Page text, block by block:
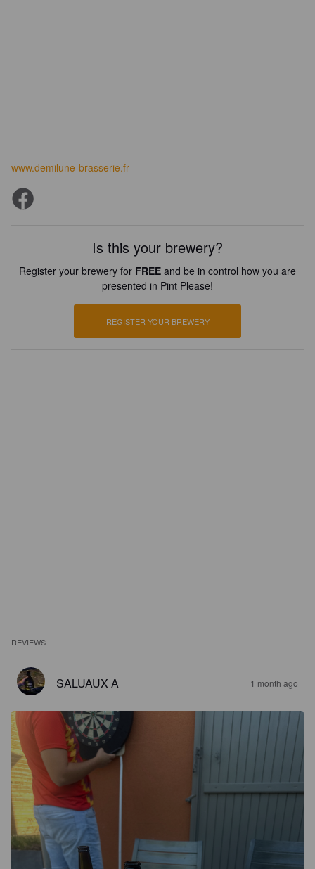
www.demilune-brasserie.fr
Is this your brewery?
Register your brewery for FREE and be in control how you are
presented in Pint Please!
REGISTER YOUR BREWERY
REVIEWS
SALUAUX A 1 month ago